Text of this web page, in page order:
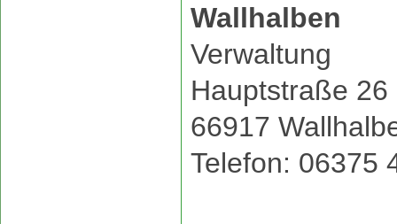
Wallhalben
Verwaltung
Hauptstraße 26
66917
Telefon: 06375